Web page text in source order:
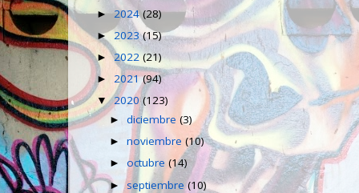
► 2024(28)
► 2023(15)
►2022(21)
► 2021(94)
▼2020(123)
►diciembre(3)
►noviembre(10)
►octubre(14)
►septiembre(10)